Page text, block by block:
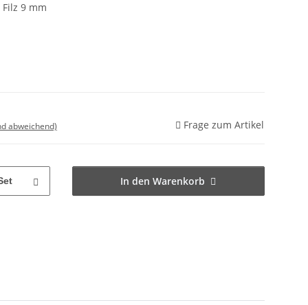
9 mm
abweichend) Frage zum Artikel
In den Warenkorb